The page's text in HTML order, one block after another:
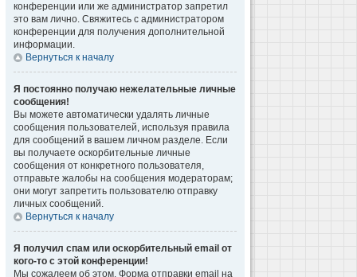
конференции или же администратор запретил
это вам лично. Свяжитесь с администратором
конференции для получения дополнительной
информации.
Вернуться к началу
Я постоянно получаю нежелательные личные
сообщения!
Вы можете автоматически удалять личные
сообщения пользователей, используя правила
для сообщений в вашем личном разделе. Если
вы получаете оскорбительные личные
сообщения от конкретного пользователя,
отправьте жалобы на сообщения модераторам;
они могут запретить пользователю отправку
личных сообщений.
Вернуться к началу
Я получил спам или оскорбительный email от
кого-то с этой конференции!
Мы сожалеем об этом. Форма отправки email на